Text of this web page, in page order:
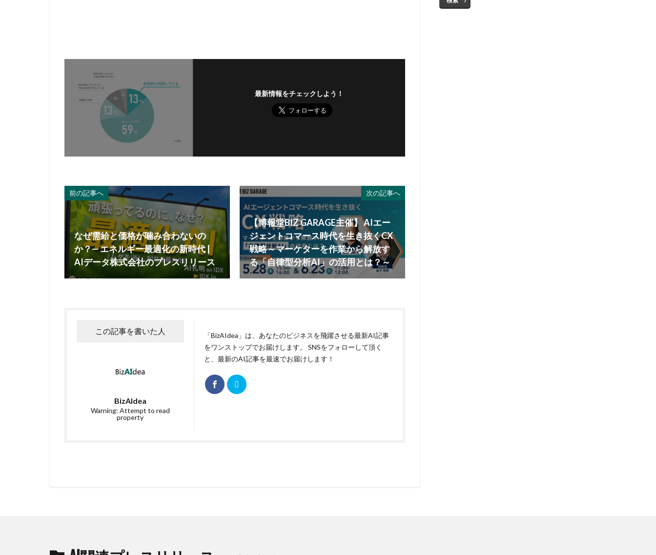
最新情報をチェックしよう！
前の記事へ
なぜ需給と価格が噛み合わないの
か？— エネルギー最適化の新時代 |
AIデータ株式会社のプレスリリース
次の記事へ
【博報堂BIZ GARAGE主催】 AIエー
ジェントコマース時代を生き抜くCX
戦略～マーケターを作業から解放す
る「自律型分析AI」の活用とは？～
この記事を書いた人
BizAIdea
Warning: Attempt to read
property
「BizAIdea」は、あなたのビジネスを飛躍させる最新AI記事
をワンストップでお届けします。 SNSをフォローして頂く
と、最新のAI記事を最速でお届けします！